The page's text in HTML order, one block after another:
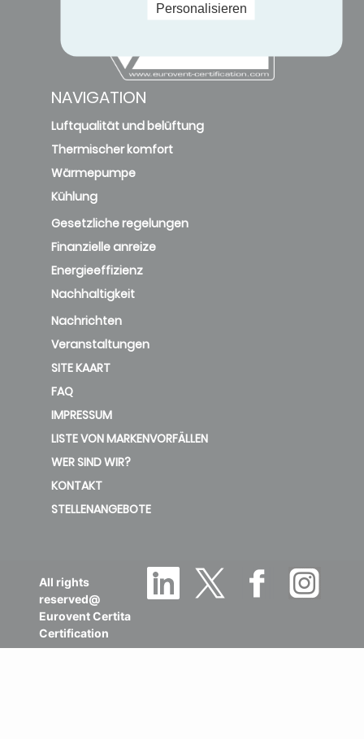
NAVIGATION
Luftqualität und belüftung
Thermischer komfort
Wärmepumpe
Kühlung
Gesetzliche regelungen
Finanzielle anreize
Energieeffizienz
Nachhaltigkeit
Nachrichten
Veranstaltungen
SITE KAART
FAQ
IMPRESSUM
LISTE VON MARKENVORFÄLLEN
WER SIND WIR?
KONTAKT
STELLENANGEBOTE
All rights
reserved@
Eurovent Certita
Certification
Personalisieren